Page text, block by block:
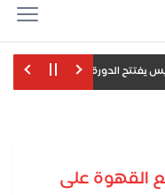
الرابعة لمعرض السويس للكتاب
مع القهوة على